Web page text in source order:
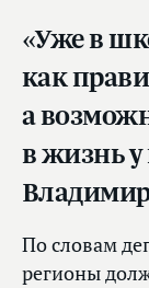
«Уже в
как
а
в жизнь
По словам
регионы